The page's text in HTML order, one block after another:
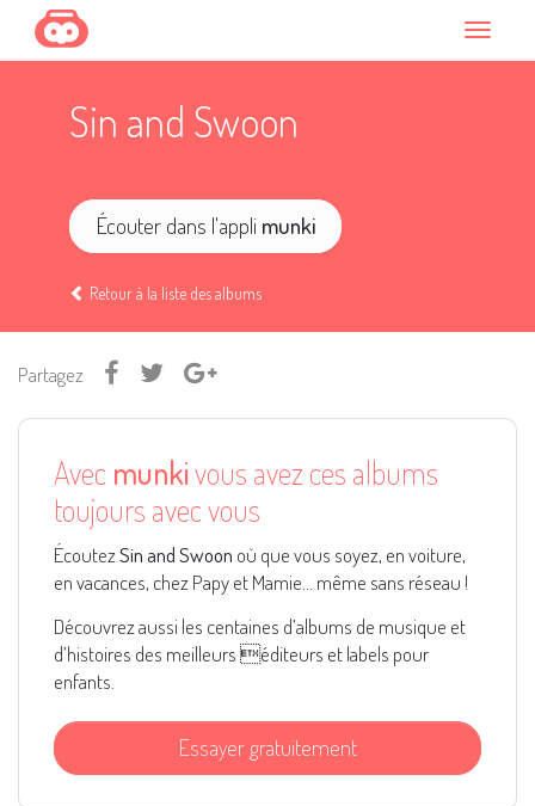
Sin and Swoon
Écouter dans l'appli munki
Retour à la liste des albums
Partagez
Avec munkivous avez ces albums
toujours avec vous
ÉcoutezSin and Swoon où que vous soyez, en voiture,
en vacances, chez Papy et Mamie... même sans réseau !
Découvrez aussi les centaines d’albums de musique et
d’histoires des meilleurs éditeurs et labels pour
enfants.
Essayer gratuitement